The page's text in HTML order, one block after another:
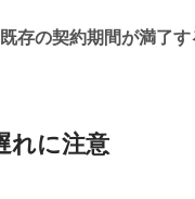
既存の契約期間が満了
れに注意